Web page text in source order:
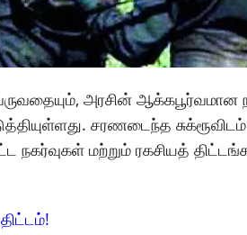
அரசின்
சரணடைந்த
மற்றும் ரகசியத்